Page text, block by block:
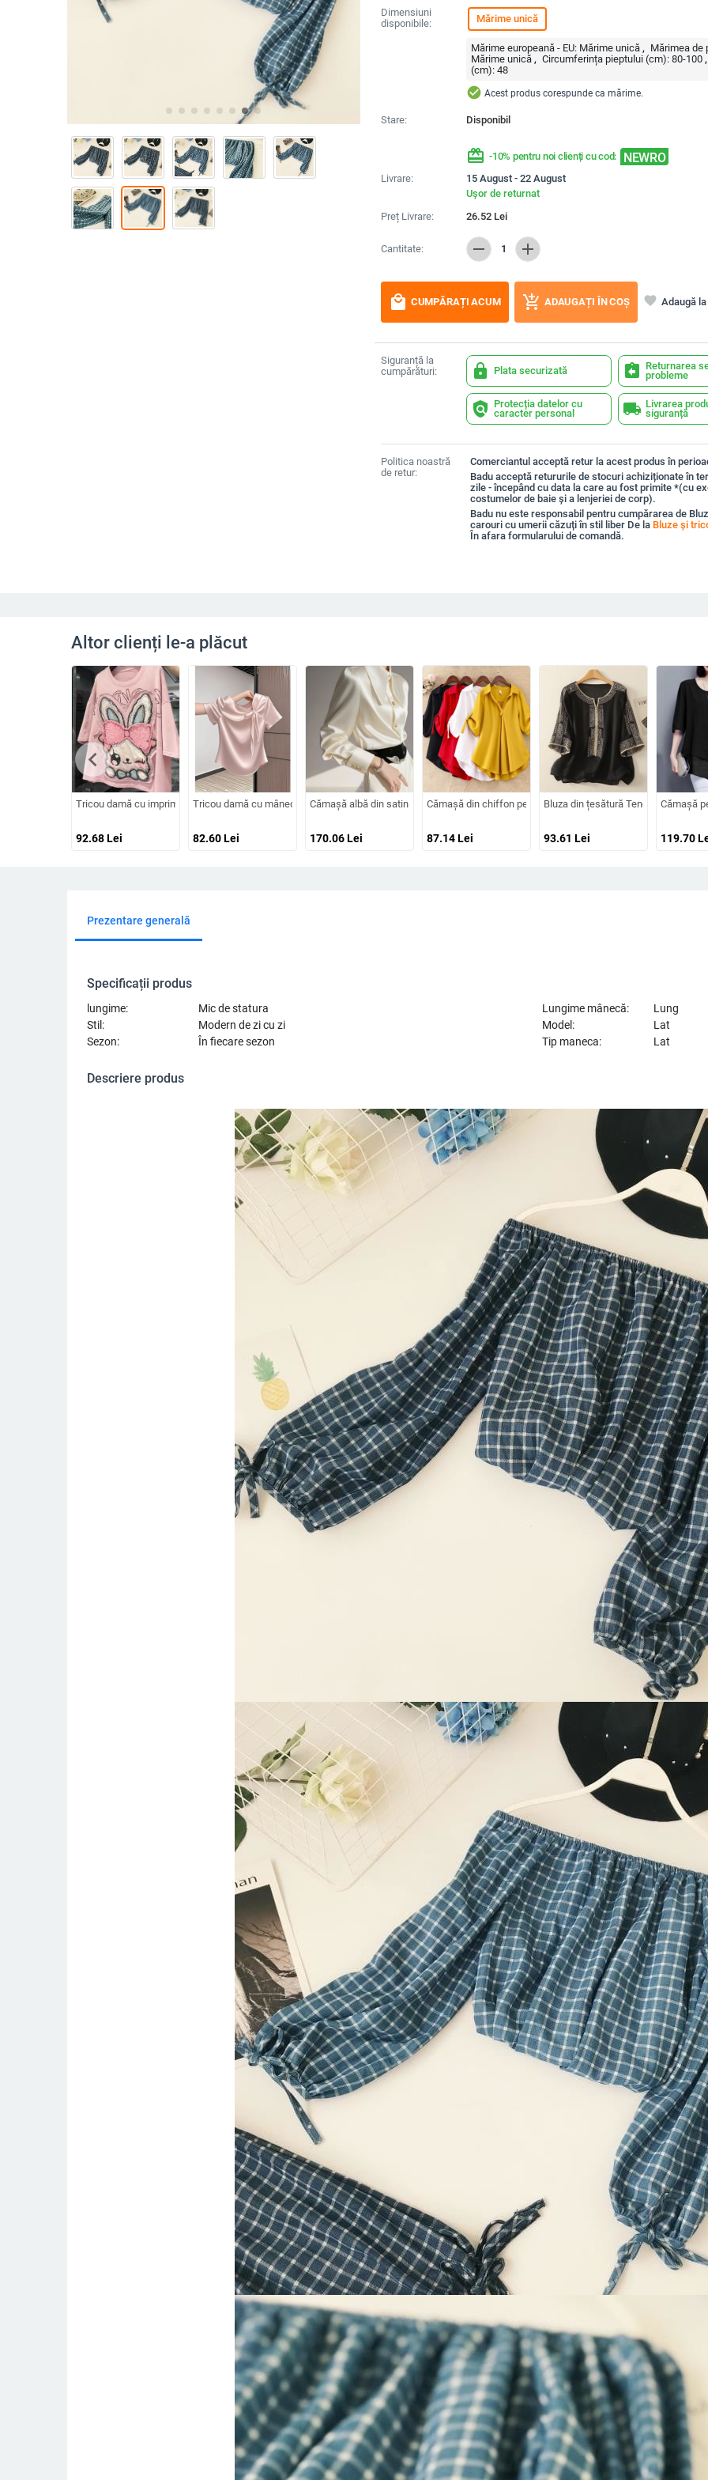
Dimensiuni
disponibile:
Mărime unică
Mărime europeană - EU: Mărime unică
Mărimea de
Mărime unică
Circumferința pieptului (cm): 80-100
(cm): 48
check_circle Acest produs corespunde ca mărime.
Stare: Disponibil
redeem -10% pentru noi clienți cu cod: NEWRO
Livrare:
15 August - 22 August
Ușor de returnat
Preț Livrare:
26.52Lei
Cantitate: remove 1 add
local_mall CUMPĂRAȚI ACUM add_shopping_cart ADAUGAȚI ÎN COȘ favorite Adaugă
Siguranță la
cumpărături:
lock Plata securizată assignment_return Returnarea
probleme
policy Protecția datelor cu
caracter personal
local_shipping Livrarea
siguranță
Politica noastră
de retur:
Comerciantul acceptă retur la acest produs în
Badu acceptă retururile de stocuri achiziționate în
zile - începând cu data la care au fost primite *(cu
costumelor de baie și a lenjeriei de corp).
Badu nu este responsabil pentru cumpărarea de
carouri cu umerii căzuți în stil liber De la Bluze și
În afara formularului de comandă.
Altor clienți le-a plăcut
Tricou damă cu imprimeu patchwork, mâneci scurte, plus size, croială lejeră, vară 2025
92.68Lei
Tricou damă cu mânecă scurtă, stil chinezesc, vară 2025, design cu funda și bretele, croială Slim, top versatil
82.60Lei
Cămașă albă din satin cu inspirație franțuzească pentru un look elegant la birou
170.06Lei
Cămașă din chiffon pentru femei, lungime medie, croială
87.14Lei
Bluza din țesătură Tencel-țesut din
93.61 Lei
Cămașă
119.70
chevron_left
Prezentare generală
Specificații produs
lungime: Mic de statura Lungime mânecă:
Lung
Stil:
Modern de zi cu zi Model:
Lat
Sezon:
În fiecare sezon Tip maneca: Lat
Descriere produs